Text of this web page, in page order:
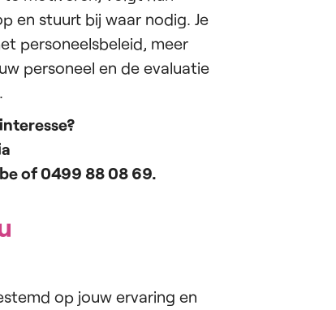
en stuurt bij waar nodig. Je
personeelsbeleid, meer
personeel en de evaluatie
of 0499 88 08 69.
op jouw ervaring en